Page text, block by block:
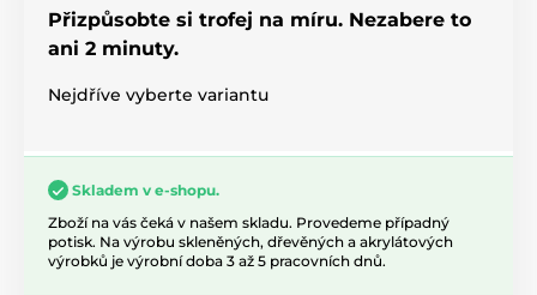
Přizpůsobte si trofej na míru. Nezabere to
ani 2 minuty.
Nejdříve vyberte variantu
Skladem v e-shopu.
Zboží na vás čeká v našem skladu. Provedeme případný
potisk. Na výrobu skleněných, dřevěných a akrylátových
výrobků je výrobní doba 3 až 5 pracovních dnů.